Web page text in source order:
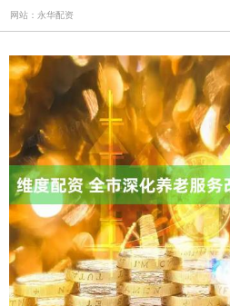
网站：永华配资